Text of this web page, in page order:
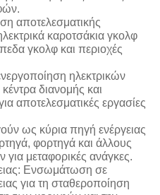
αποτελεσματικής
καροτσάκια γκολφ
γκολφ και περιοχές
ηλεκτρικών
διανομής και
αποτελεσματικές εργασίες
ως κύρια πηγή ενέργειας
φορτηγά και άλλους
μεταφορικές ανάγκες.
Ενσωμάτωση σε
για τη σταθεροποίηση